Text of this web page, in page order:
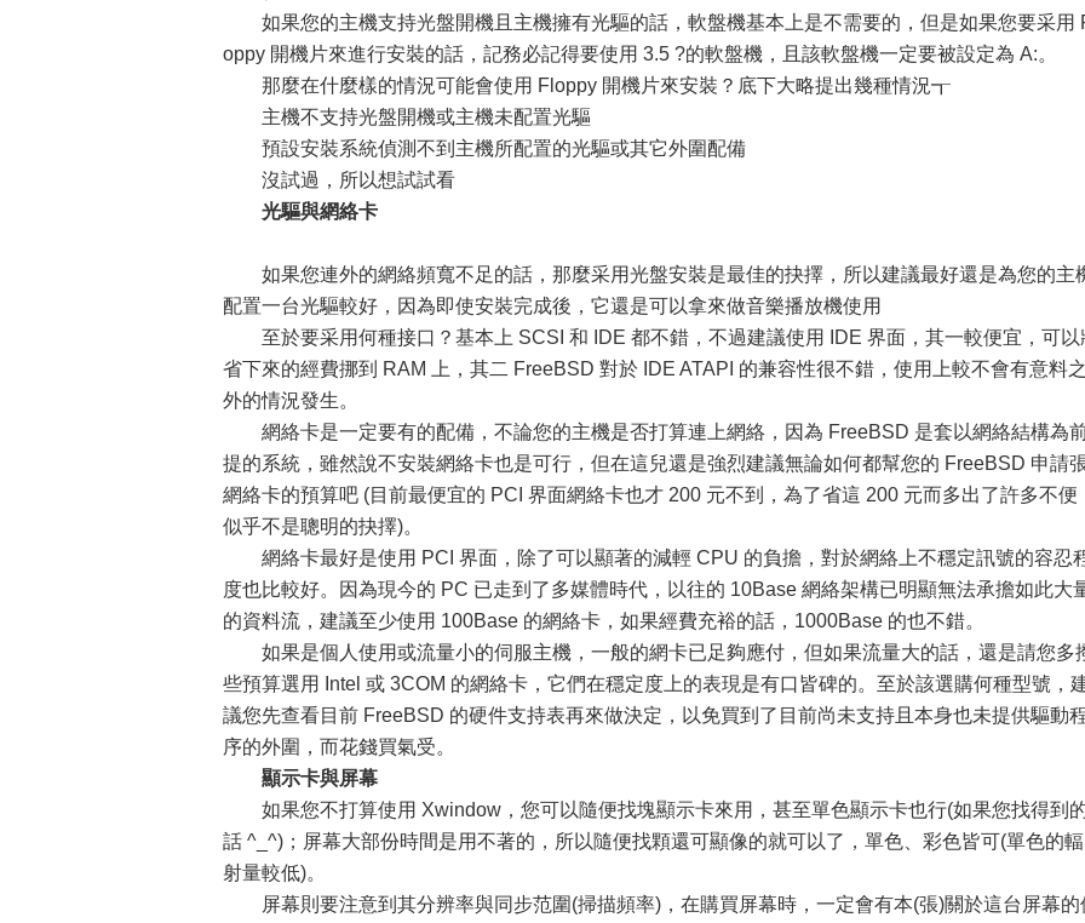
如果您的主機支持光盤開機且主機擁有光驅的話，軟盤機基本上是不需要的，但是如果您要采用
oppy 開機片來進行安裝的話，記務必記得要使用 3.5 ?的軟盤機，且該軟盤機一定要被設定為 A:。
那麼在什麼樣的情況可能會使用 Floppy 開機片來安裝？底下大略提出幾種情況┱
主機不支持光盤開機或主機未配置光驅
預設安裝系統偵測不到主機所配置的光驅或其它外圍配備
沒試過，所以想試試看
光驅與網絡卡
如果您連外的網絡頻寬不足的話，那麼采用光盤安裝是最佳的抉擇，所以建議最好還是為您的主
配置一台光驅較好，因為即使安裝完成後，它還是可以拿來做音樂播放機使用
至於要采用何種接口？基本上 SCSI 和 IDE 都不錯，不過建議使用 IDE 界面，其一較便宜，可以
省下來的經費挪到 RAM 上，其二 FreeBSD 對於 IDE ATAPI 的兼容性很不錯，使用上較不會有意料之
外的情況發生。
網絡卡是一定要有的配備，不論您的主機是否打算連上網絡，因為 FreeBSD 是套以網絡結構為
提的系統，雖然說不安裝網絡卡也是可行，但在這兒還是強烈建議無論如何都幫您的 FreeBSD 申請
網絡卡的預算吧 (目前最便宜的 PCI 界面網絡卡也才 200 元不到，為了省這 200 元而多出了許多不便
似乎不是聰明的抉擇)。
網絡卡最好是使用 PCI 界面，除了可以顯著的減輕 CPU 的負擔，對於網絡上不穩定訊號的容忍
度也比較好。因為現今的 PC 已走到了多媒體時代，以往的 10Base 網絡架構已明顯無法承擔如此大
的資料流，建議至少使用 100Base 的網絡卡，如果經費充裕的話，1000Base 的也不錯。
如果是個人使用或流量小的伺服主機，一般的網卡已足夠應付，但如果流量大的話，還是請您多
些預算選用 Intel 或 3COM 的網絡卡，它們在穩定度上的表現是有口皆碑的。至於該選購何種型號，
議您先查看目前 FreeBSD 的硬件支持表再來做決定，以免買到了目前尚未支持且本身也未提供驅動
序的外圍，而花錢買氣受。
顯示卡與屏幕
如果您不打算使用 Xwindow，您可以隨便找塊顯示卡來用，甚至單色顯示卡也行(如果您找得到
話 ^_^)；屏幕大部份時間是用不著的，所以隨便找顆還可顯像的就可以了，單色、彩色皆可(單色的輻
射量較低)。
屏幕則要注意到其分辨率與同步范圍(掃描頻率)，在購買屏幕時，一定會有本(張)關於這台屏幕的